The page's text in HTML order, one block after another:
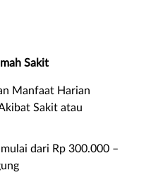
Sakit
Manfaat Harian
Sakit atau
dari Rp 300.000 –